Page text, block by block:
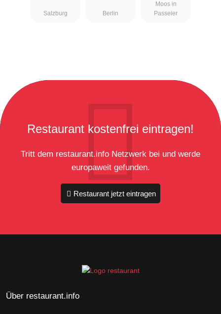
Salzburg Berlin
Moos in
Passeier
Restaurant kostenfrei eintragen!
Tritt dem restaurant.info Netzwerk bei und werde
europaweit gefunden.
Restaurant jetzt eintragen
Über restaurant.info